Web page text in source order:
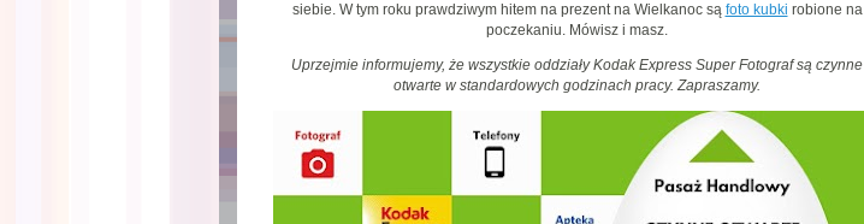
siebie. W tym roku prawdziwym hitem na prezent na Wielkanoc są foto kubki robione na
poczekaniu. Mówisz i masz.
Uprzejmie informujemy, że wszystkie oddziały Kodak Express Super Fotograf są czynne
otwarte w standardowych godzinach pracy. Zapraszamy.